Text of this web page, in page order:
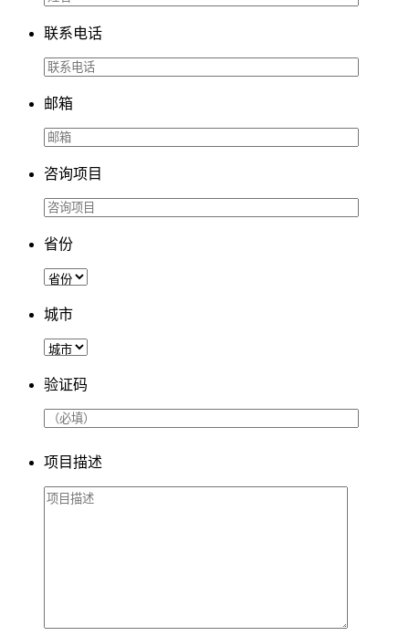
联系电话
邮箱
咨询项目
省份
城市
验证码
项目描述